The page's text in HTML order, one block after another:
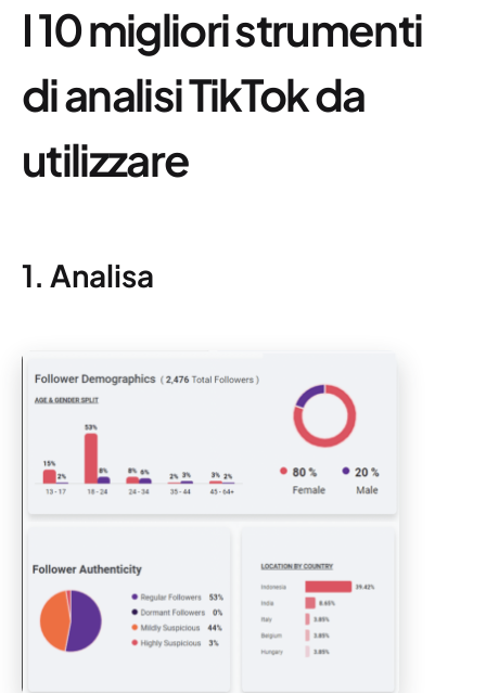
I 10 migliori strumenti
di analisi TikTok da
utilizzare
1. Analisa